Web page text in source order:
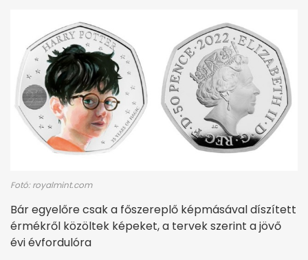
Fotó: royalmint.com
Bár egyelőre csak a főszereplő képmásával díszített
érmékről közöltek képeket, a tervek szerint a jövő
évi évfordulóra